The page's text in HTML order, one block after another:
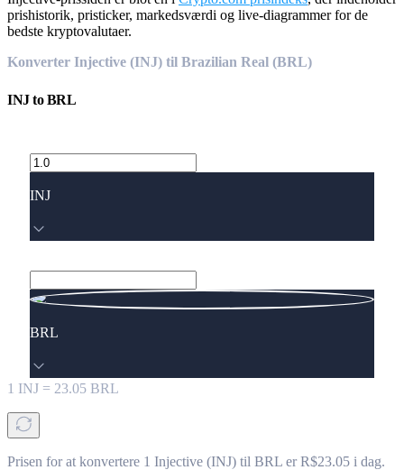
prishistorik, pristicker, markedsværdi og live-diagrammer for de
bedste kryptovalutaer.
Konverter Injective (INJ) til Brazilian Real (BRL)
INJtoBRL
INJ
BRL
1 INJ = 23.05 BRL
Prisen for at konvertere 1 Injective (INJ) til BRL er R$23.05 i dag.